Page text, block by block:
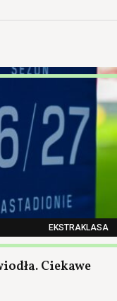
EKSTRAKLASA
Ciekawe